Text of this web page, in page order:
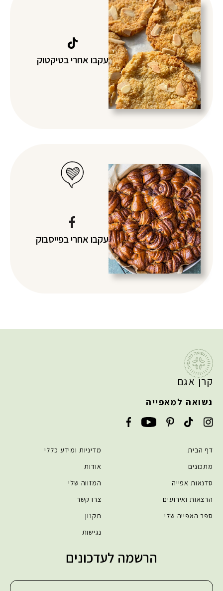
עקבו אחרי בטיקטוק
עקבו אחריבפייסבוק
קרן אגם
נשואה למאפייה
דף הבית
מתכונים
סדנאות אפייה
הרצאות ואירועים
ספר האפייה שלי
מדיניות ומידע כללי
אודות
המזווה שלי
צרו קשר
תקנון
נגישות
הרשמה לעדכונים